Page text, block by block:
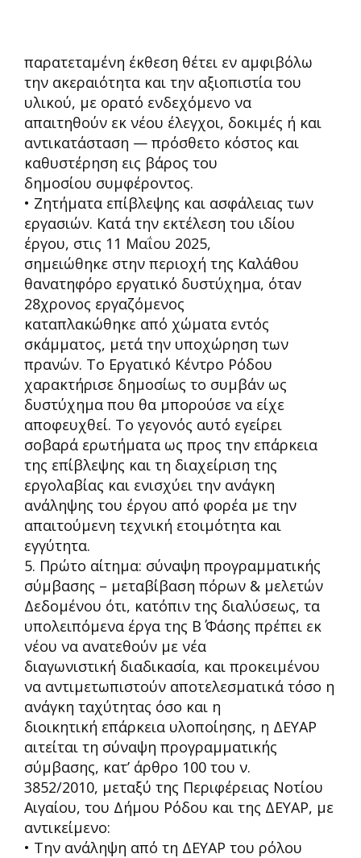
παρατεταμένη έκθεση θέτει εν αμφιβόλω
την ακεραιότητα και την αξιοπιστία του
υλικού, με ορατό ενδεχόμενο να
απαιτηθούν εκ νέου έλεγχοι, δοκιμές ή και
αντικατάσταση — πρόσθετο κόστος και
καθυστέρηση εις βάρος του
δημοσίου συμφέροντος.
• Ζητήματα επίβλεψης και ασφάλειας των
εργασιών. Κατά την εκτέλεση του ιδίου
έργου, στις 11 Μαΐου 2025,
σημειώθηκε στην περιοχή της Καλάθου
θανατηφόρο εργατικό δυστύχημα, όταν
28χρονος εργαζόμενος
καταπλακώθηκε από χώματα εντός
σκάμματος, μετά την υποχώρηση των
πρανών. Το Εργατικό Κέντρο Ρόδου
χαρακτήρισε δημοσίως το συμβάν ως
δυστύχημα που θα μπορούσε να είχε
αποφευχθεί. Το γεγονός αυτό εγείρει
σοβαρά ερωτήματα ως προς την επάρκεια
της επίβλεψης και τη διαχείριση της
εργολαβίας και ενισχύει την ανάγκη
ανάληψης του έργου από φορέα με την
απαιτούμενη τεχνική ετοιμότητα και
εγγύτητα.
5. Πρώτο αίτημα: σύναψη προγραμματικής
σύμβασης – μεταβίβαση πόρων & μελετών
Δεδομένου ότι, κατόπιν της διαλύσεως, τα
υπολειπόμενα έργα της Β΄ Φάσης πρέπει εκ
νέου να ανατεθούν με νέα
διαγωνιστική διαδικασία, και προκειμένου
να αντιμετωπιστούν αποτελεσματικά τόσο η
ανάγκη ταχύτητας όσο και η
διοικητική επάρκεια υλοποίησης, η ΔΕΥΑΡ
αιτείται τη σύναψη προγραμματικής
σύμβασης, κατ’ άρθρο 100 του ν.
3852/2010, μεταξύ της Περιφέρειας Νοτίου
Αιγαίου, του Δήμου Ρόδου και της ΔΕΥΑΡ, με
αντικείμενο:
• Την ανάληψη από τη ΔΕΥΑΡ του ρόλου